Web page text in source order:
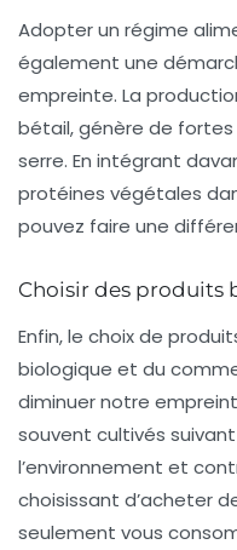
Adopter un régime
également une
empreinte. La
bétail, génère de
serre. En intégrant
protéines végétales
pouvez faire une
Choisir des produits
Enfin, le choix de
biologique et du
diminuer notre
souvent cultivés
l’environnement et
choisissant d’acheter
seulement vous